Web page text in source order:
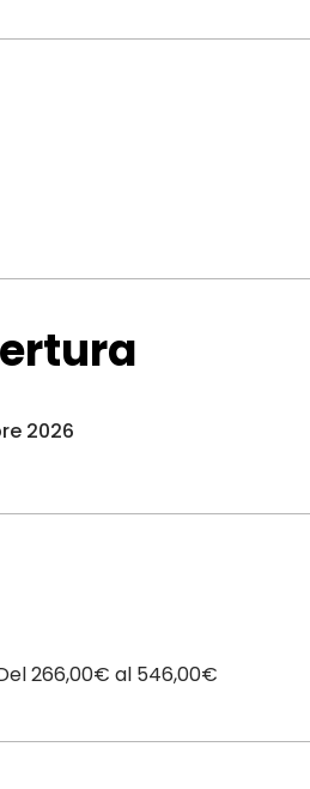
2026
266,00€ al 546,00€